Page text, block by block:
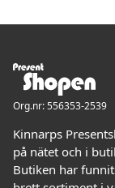
Org.nr: 556353-2539
Kinnarps
på nätet och i
Butiken har